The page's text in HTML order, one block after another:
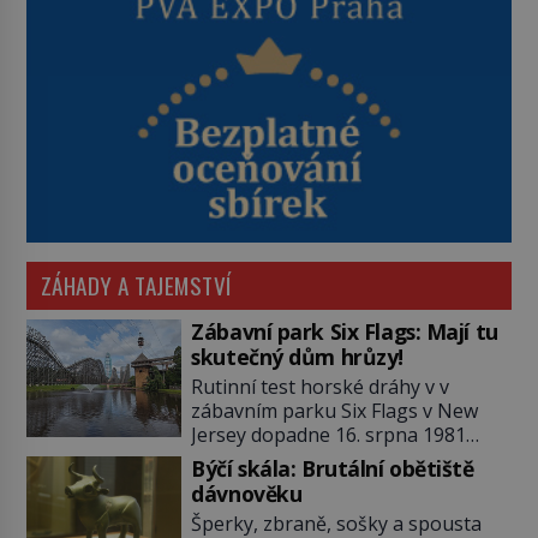
ZÁHADY A TAJEMSTVÍ
Zábavní park Six Flags: Mají tu
skutečný dům hrůzy!
Rutinní test horské dráhy v v
zábavním parku Six Flags v New
Jersey dopadne 16. srpna 1981
katastrofou. 20letý technik Scott
Tyler se zřítí na zem! Zranění jsou
neslučitelná se životem. „Nepoužil
bezpečnostní zábranu,“ osvětlí
Býčí skála: Brutální obětiště
dávnověku
Šperky, zbraně, sošky a spousta